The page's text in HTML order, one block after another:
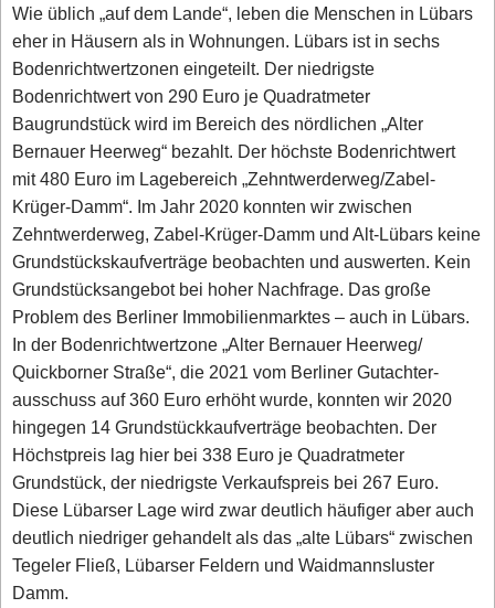
Wie üblich „auf dem Lande“, leben die Menschen in Lübars
eher in Häusern als in Wohnungen. Lübars ist in sechs
Bodenrichtwertzonen eingeteilt. Der niedrigste
Bodenrichtwert von 290 Euro je Quadratmeter
Baugrundstück wird im Bereich des nördlichen „Alter
Bernauer Heerweg“ bezahlt. Der höchste Bodenrichtwert
mit 480 Euro im Lagebereich „Zehntwerderweg/Zabel-
Krüger-Damm“. Im Jahr 2020 konnten wir zwischen
Zehntwerderweg, Zabel-Krüger-Damm und Alt-Lübars keine
Grundstückskaufverträge beobachten und auswerten. Kein
Grundstücksangebot bei hoher Nachfrage. Das große
Problem des Berliner Immobilienmarktes – auch in Lübars.
In der Bodenrichtwertzone „Alter Bernauer Heerweg/
Quickborner Straße“, die 2021 vom Berliner Gutachter-
ausschuss auf 360 Euro erhöht wurde, konnten wir 2020
hingegen 14 Grundstückkaufverträge beobachten. Der
Höchstpreis lag hier bei 338 Euro je Quadratmeter
Grundstück, der niedrigste Verkaufspreis bei 267 Euro.
Diese Lübarser Lage wird zwar deutlich häufiger aber auch
deutlich niedriger gehandelt als das „alte Lübars“ zwischen
Tegeler Fließ, Lübarser Feldern und Waidmannsluster
Damm.